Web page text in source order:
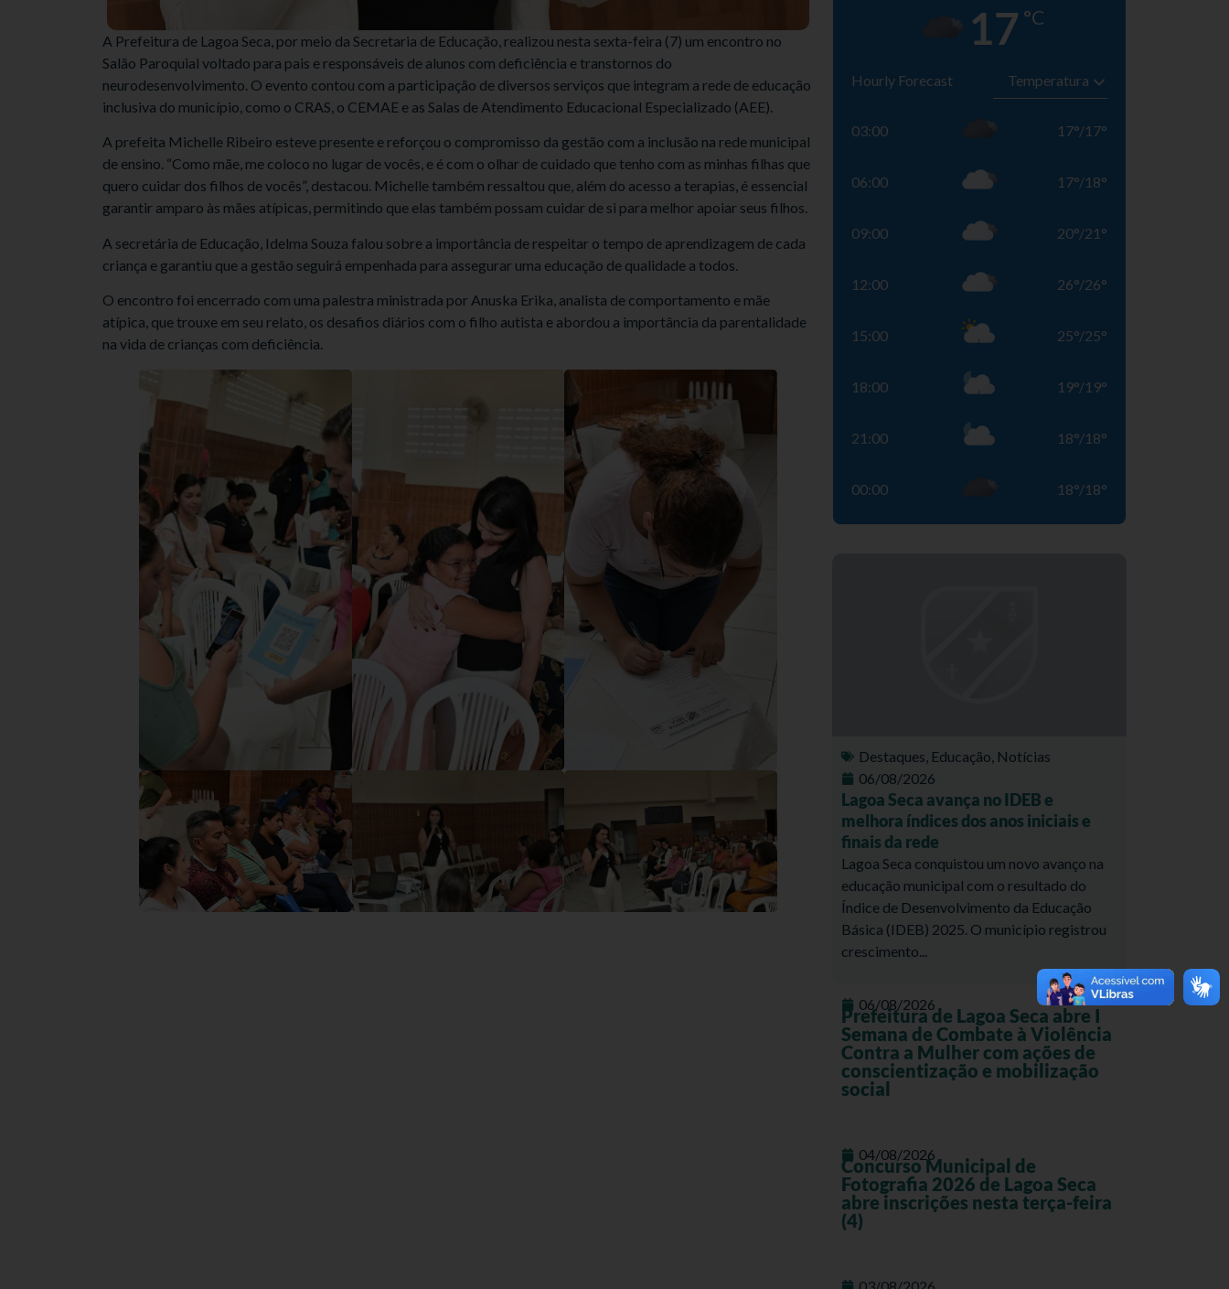
A Prefeitura de Lagoa Seca, por meio da Secretaria de Educação, realizou nesta sexta-feira (7) um encontro no
Salão Paroquial voltado para pais e responsáveis de alunos com deficiência e transtornos do
neurodesenvolvimento. O evento contou com a participação de diversos serviços que integram a rede de educação
inclusiva do município, como o CRAS, o CEMAE e as Salas de Atendimento Educacional Especializado (AEE).
A prefeita Michelle Ribeiro esteve presente e reforçou o compromisso da gestão com a inclusão na rede municipal
de ensino. “Como mãe, me coloco no lugar de vocês, e é com o olhar de cuidado que tenho com as minhas filhas que
quero cuidar dos filhos de vocês”, destacou. Michelle também ressaltou que, além do acesso a terapias, é essencial
garantir amparo às mães atípicas, permitindo que elas também possam cuidar de si para melhor apoiar seus filhos.
A secretária de Educação, Idelma Souza falou sobre a importância de respeitar o tempo de aprendizagem de cada
criança e garantiu que a gestão seguirá empenhada para assegurar uma educação de qualidade a todos.
O encontro foi encerrado com uma palestra ministrada por Anuska Erika, analista de comportamento e mãe
atípica, que trouxe em seu relato, os desafios diários com o filho autista e abordou a importância da parentalidade
na vida de crianças com deficiência.
17 °C
Hourly Forecast
03:00 17°/17°
06:00 17°/18°
09:00 20°/21 °
12:00 26°/26°
15:00 25°/25°
18:00 19°/19°
21:00 18°/18°
00:00 18°/18°
Destaques, Educação, Notícias
06/08/2026
Lagoa Seca avança no IDEB e
melhora índices dos anos iniciais e
finais da rede
Lagoa Seca conquistou um novo avanço na
educação municipal com o resultado do
Índice de Desenvolvimento da Educação
Básica (IDEB) 2025. O município registrou
crescimento...
06/08/2026
Prefeitura de Lagoa Seca abre I
Semana de Combate à Violência
Contra a Mulher com ações de
conscientização e mobilização
social
04/08/2026
Concurso Municipal de
Fotografia 2026 de Lagoa Seca
abre inscrições nesta terça-feira
(4)